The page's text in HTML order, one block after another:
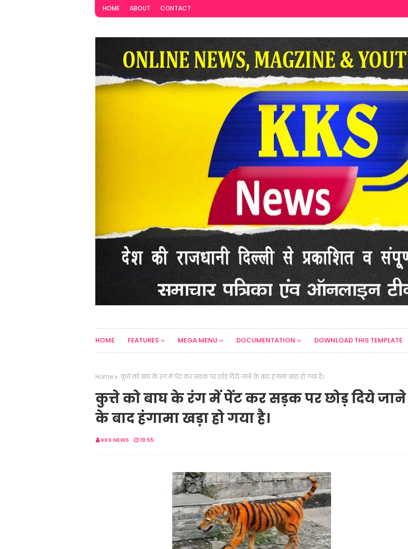
HOME ABOUT CONTACT
HOME FEATURES MEGA MENU DOCUMENTATION DOWNLOAD THIS TEMPLATE
Home कुत्ते को बाघ के रंग में पेंट कर सड़क पर छोड़ दिये जाने के बाद हंगामा खड़ा हो गया है।
कुत्ते को बाघ के रंग में पेंट कर सड़क पर छोड़ दिये जाने
के बाद हंगामा खड़ा हो गया है।
KKS NEWS 19:55